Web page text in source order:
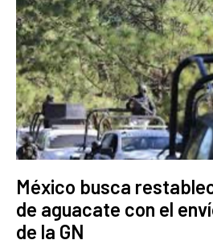
México busca
de aguacate con el
de la GN